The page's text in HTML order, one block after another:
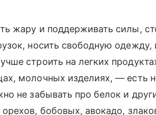
жару и поддерживать силы,
носить свободную
строить на легких
молочных изделиях, — есть
не забывать про белок и
бобовых, авокадо,